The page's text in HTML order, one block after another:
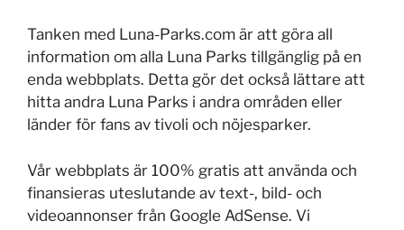
Tanken med Luna-Parks.com är att göra all
information om alla Luna Parks tillgänglig på en
enda webbplats. Detta gör det också lättare att
hitta andra Luna Parks i andra områden eller
länder för fans av tivoli och nöjesparker.
Vår webbplats är 100% gratis att använda och
finansieras uteslutande av text-, bild- och
videoannonser från Google AdSense. Vi